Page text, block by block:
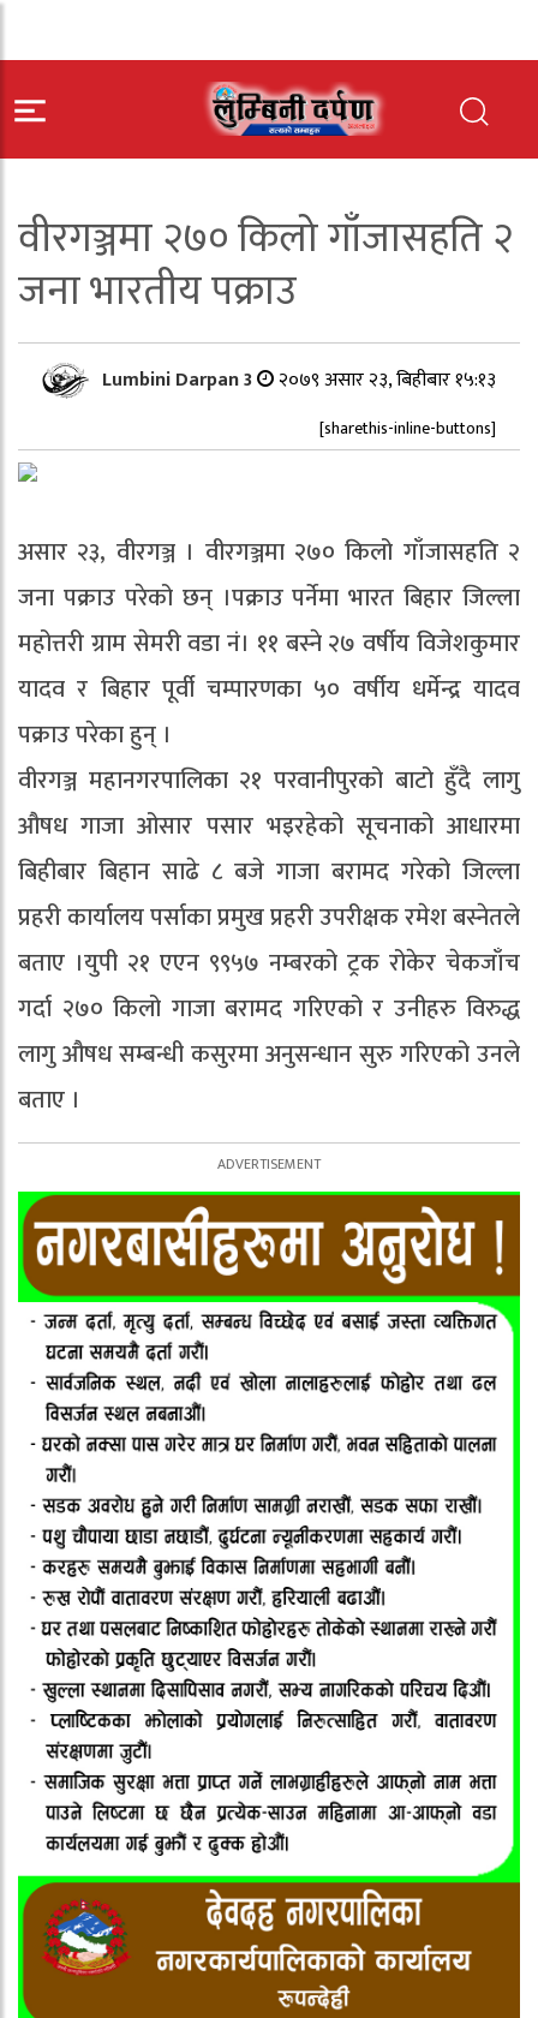
वीरगञ्जमा २७० किलो गाँजासहति २
जना भारतीय पक्राउ
Lumbini Darpan 3 २०७९ असार २३, बिहीबार १५:१३
[sharethis-inline-buttons]
असार २३, वीरगञ्ज । वीरगञ्जमा २७० किलो गाँजासहति २
जना पक्राउ परेको छन् ।पक्राउ पर्नेमा भारत बिहार जिल्ला
महोत्तरी ग्राम सेमरी वडा नं। ११ बस्ने २७ वर्षीय विजेशकुमार
यादव र बिहार पूर्वी चम्पारणका ५० वर्षीय धर्मेन्द्र यादव
पक्राउ परेका हुन् ।
वीरगञ्ज महानगरपालिका २१ परवानीपुरको बाटो हुँदै लागु
औषध गाजा ओसार पसार भइरहेको सूचनाको आधारमा
बिहीबार बिहान साढे ८ बजे गाजा बरामद गरेको जिल्ला
प्रहरी कार्यालय पर्साका प्रमुख प्रहरी उपरीक्षक रमेश बस्नेतले
बताए ।युपी २१ एएन ९९५७ नम्बरको ट्रक रोकेर चेकजाँच
गर्दा २७० किलो गाजा बरामद गरिएको र उनीहरु विरुद्ध
लागु औषध सम्बन्धी कसुरमा अनुसन्धान सुरु गरिएको उनले
बताए ।